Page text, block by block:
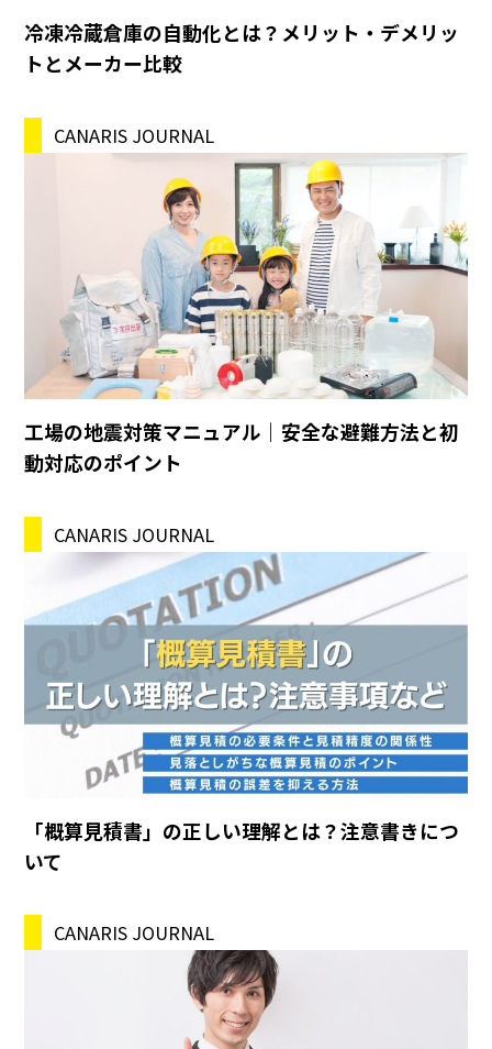
冷凍冷蔵倉庫の自動化とは？メリット・デメリッ
トとメーカー比較
CANARIS JOURNAL
工場の地震対策マニュアル｜安全な避難方法と初
動対応のポイント
CANARIS JOURNAL
「概算見積書」の正しい理解とは？注意書きにつ
いて
CANARIS JOURNAL